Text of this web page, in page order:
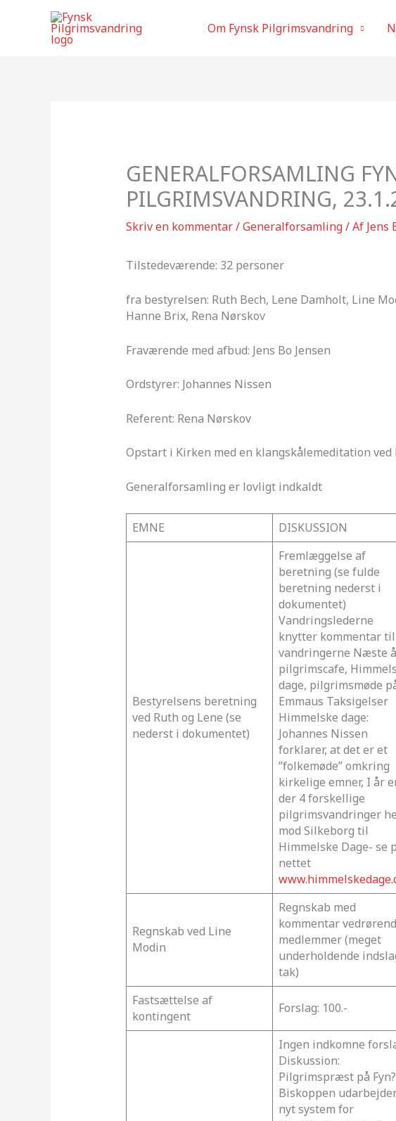
Om Fynsk Pilgrimsvandring
GENERALFORSAMLING
PILGRIMSVANDRING,
Skriv en kommentar/Generalforsamling/ Af Jens
Tilstedeværende: 32 personer
fra bestyrelsen: Ruth Bech, Lene Damholt, Line
Hanne Brix, Rena Nørskov
Fraværende med afbud: Jens Bo Jensen
Ordstyrer: Johannes Nissen
Referent: Rena Nørskov
Opstart i Kirken med en klangskålemeditation
Generalforsamling er lovligt indkaldt
EMNE DISKUSSION
Bestyrelsens beretning
ved Ruth og Lene (se
nederst i dokumentet)
Fremlæggelse af
beretning (se fulde
beretning nederst i
dokumentet)
Vandringslederne
knytter kommentar til
vandringerne Næste
pilgrimscafe,
dage, pilgrimsmøde
Emmaus Taksigelser
Himmelske dage:
Johannes Nissen
forklarer, at det er et
”folkemøde” omkring
kirkelige emner, I år
der 4 forskellige
pilgrimsvandringer
mod Silkeborg til
Himmelske Dage- se
nettet
Regnskab ved Line
Modin
Regnskab med
kommentar
medlemmer (meget
underholdende
tak)
Fastsættelse af
kontingent
Forslag: 100.-
Ingen indkomne
Diskussion:
Pilgrimspræst på Fyn?
Biskoppen
nyt system for